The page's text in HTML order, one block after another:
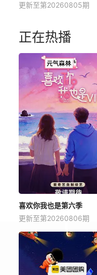
更新至第20260805期
正在热播
喜欢你我也是第六季
更新至第20260806期